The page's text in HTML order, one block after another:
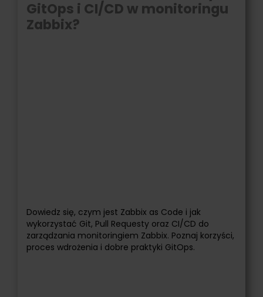
GitOps i CI/CD w monitoringu
Zabbix?
Dowiedz się, czym jest Zabbix as Code i jak
wykorzystać Git, Pull Requesty oraz CI/CD do
zarządzania monitoringiem Zabbix. Poznaj korzyści,
proces wdrożenia i dobre praktyki GitOps.